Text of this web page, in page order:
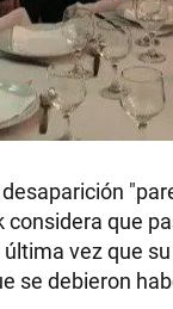
considera que
vez que
se debieron